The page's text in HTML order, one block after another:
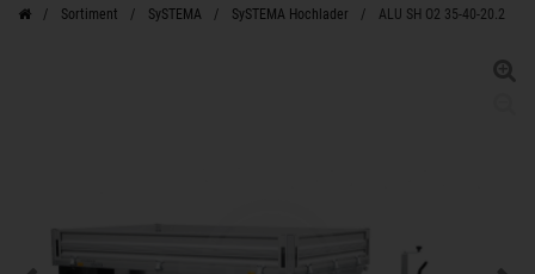
Sortiment SySTEMA SySTEMA Hochlader ALU SH O2 35-40-20.2